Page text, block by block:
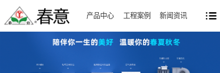
产品中心 工程案例 新闻资讯